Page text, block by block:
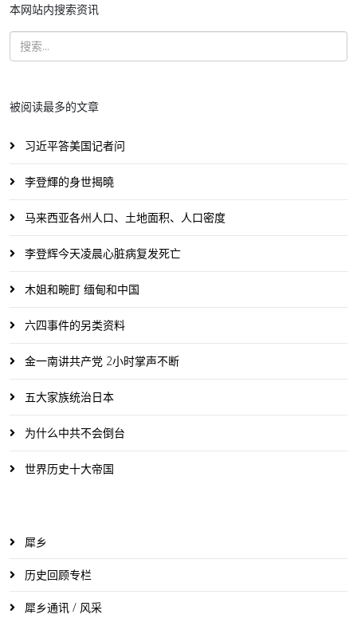
本网站内搜索资讯
被阅读最多的文章
习近平答美国记者问
李登輝的身世揭曉
马来西亚各州人口、土地面积、人口密度
李登辉今天凌晨心脏病复发死亡
木姐和畹町 缅甸和中国
六四事件的另类资料
金一南讲共产党 2小时掌声不断
五大家族统治日本
为什么中共不会倒台
世界历史十大帝国
犀乡
历史回顾专栏
犀乡通讯 / 风采